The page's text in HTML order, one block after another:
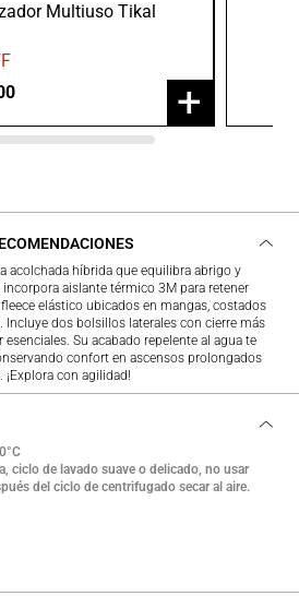
Multiuso Tikal
+
acolchada híbrida que equilibra abrigo y
aislante térmico 3M para retener
elástico ubicados en mangas, costados
dos bolsillos laterales con cierre más
Su acabado repelente al agua te
confort en ascensos prolongados
con agilidad!
ciclo de lavado suave o delicado, no usar
del ciclo de centrifugado secar al aire.